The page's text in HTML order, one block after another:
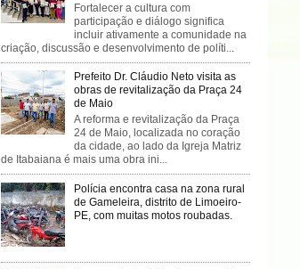
Fortalecer a cultura com
participação e diálogo significa
incluir ativamente a comunidade na
criação, discussão e desenvolvimento de políti...
Prefeito Dr. Cláudio Neto visita as
obras de revitalização da Praça 24
de Maio
A reforma e revitalização da Praça
24 de Maio, localizada no coração
da cidade, ao lado da Igreja Matriz
de Itabaiana é mais uma obra ini...
Polícia encontra casa na zona rural
de Gameleira, distrito de Limoeiro-
PE, com muitas motos roubadas.